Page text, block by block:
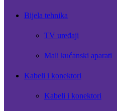
Bijela tehnika
TV uređaji
Mali kućanski aparati
Kabeli i konektori
Kabeli i konektori